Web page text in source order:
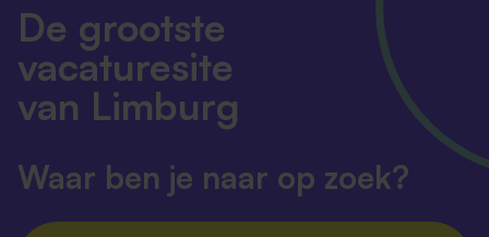
De grootste
vacaturesite
van Limburg
Waar ben je naar op zoek?